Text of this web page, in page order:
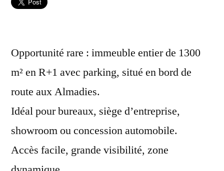
Opportunité rare : immeuble entier de 1300
m² en R+1 avec parking, situé en bord de
route aux Almadies.
Idéal pour bureaux, siège d’entreprise,
showroom ou concession automobile.
Accès facile, grande visibilité, zone